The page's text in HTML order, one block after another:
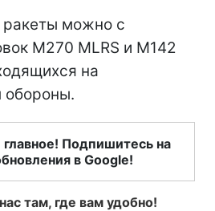
ракеты можно с
M270 MLRS и M142
на
обороны.
главное! Подпишитесь на
в Google!
там, где вам удобно!